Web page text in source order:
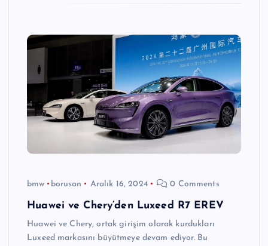
bmw borusan Aralık 16, 2024 0 Comments
Huawei ve Chery’den Luxeed R7 EREV
Huawei ve Chery, ortak girişim olarak kurdukları
Luxeed markasını büyütmeye devam ediyor. Bu